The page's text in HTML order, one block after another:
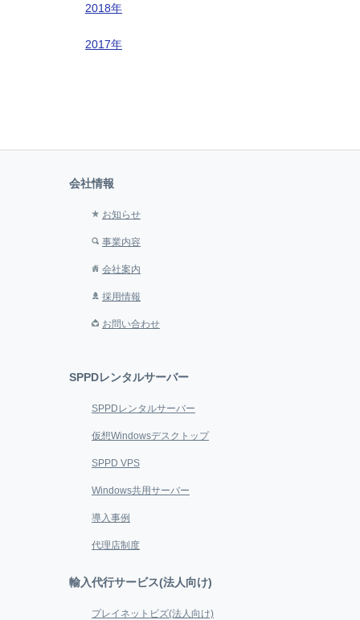
2018年
2017年
会社情報
お知らせ
事業内容
会社案内
採用情報
お問い合わせ
SPPDレンタルサーバー
SPPDレンタルサーバー
仮想Windowsデスクトップ
SPPD VPS
Windows共用サーバー
導入事例
代理店制度
輸入代行サービス(法人向け)
プレイネットビズ(法人向け)